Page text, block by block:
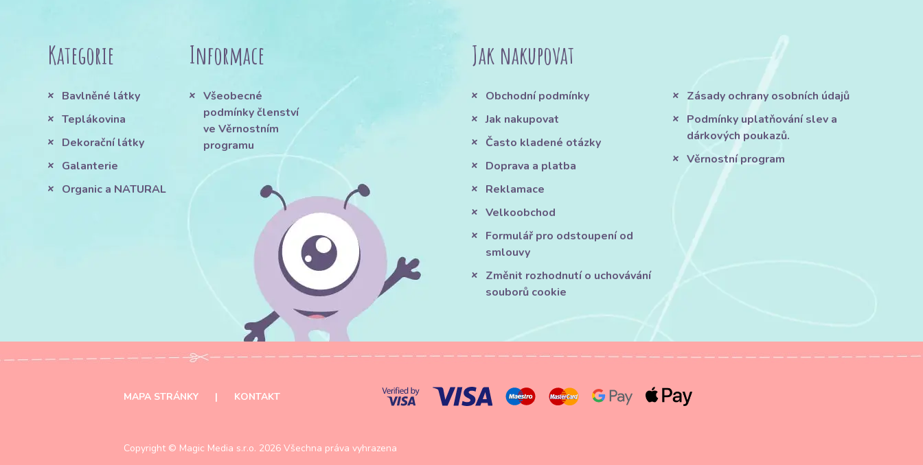
Kategorie
Bavlněné látky
Teplákovina
Dekorační látky
Galanterie
Organic a NATURAL
Informace
Všeobecné
podmínky členství
ve Věrnostním
programu
Jak nakupovat
Obchodní podmínky
Jak nakupovat
Často kladené otázky
Doprava a platba
Reklamace
Velkoobchod
Formulář pro odstoupení od
smlouvy
Změnit rozhodnutí o uchovávání
souborů cookie
Zásady ochrany osobních údajů
Podmínky uplatňování slev a
dárkových poukazů.
Věrnostní program
MAPA STRÁNKY | KONTAKT
Copyright © Magic Media s.r.o. 2026 Všechna práva vyhrazena